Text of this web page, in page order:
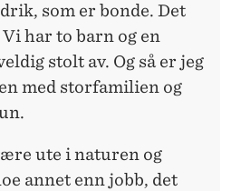
som er bonde. Det
har to barn og en
stolt av. Og så er jeg
med storfamilien og
ute i naturen og
annet enn jobb, det